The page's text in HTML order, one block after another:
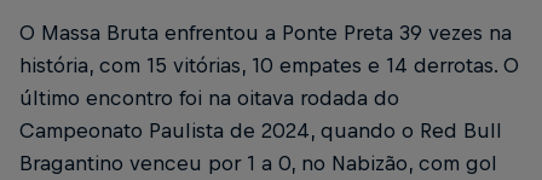
O Massa Bruta enfrentou a Ponte Preta 39 vezes na
história, com 15 vitórias, 10 empates e 14 derrotas. O
último encontro foi na oitava rodada do
Campeonato Paulista de 2024, quando o Red Bull
Bragantino venceu por 1 a 0, no Nabizão, com gol